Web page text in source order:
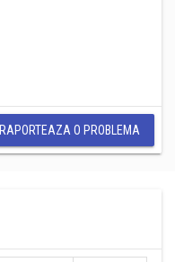
RAPORTEAZA O PROBLEMA